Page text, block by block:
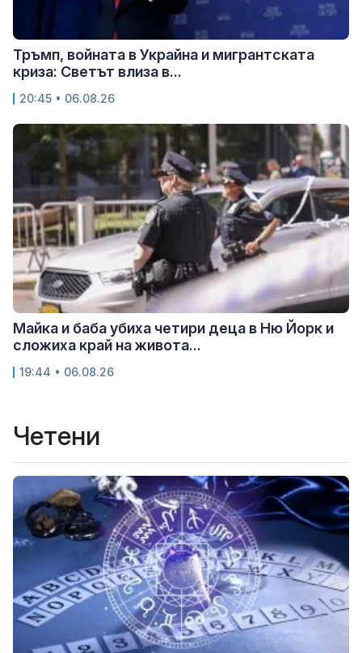
Тръмп, войната в Украйна и мигрантската
криза: Светът влиза в...
20:45 • 06.08.26
Майка и баба убиха четири деца в Ню Йорк и
сложиха край на живота...
19:44 • 06.08.26
Четени